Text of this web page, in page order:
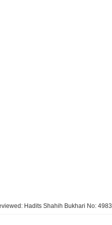
Hadits Shahih Bukhari No: 4983